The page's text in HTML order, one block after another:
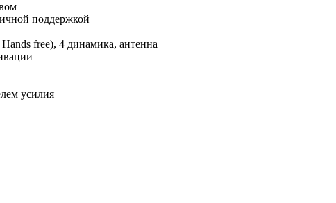
поддержкой
free), 4 динамика, антенна
усилия